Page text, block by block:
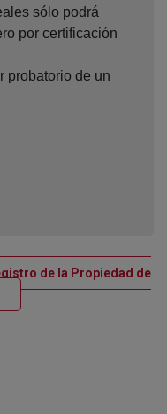
sólo podrá
por certificación
probatorio de un
de la Propiedad de
nueva